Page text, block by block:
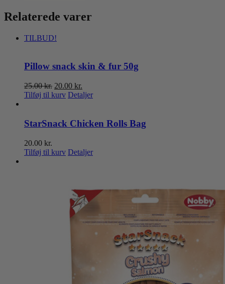
Relaterede varer
TILBUD!
Pillow snack skin & fur 50g
25.00kr. Den
oprindelige
25.00 kr..
20.00 kr.
aktuelle
20.00 kr..
Tilføj til kurv Detaljer
StarSnack Chicken Rolls Bag
20.00 kr.
Tilføj til kurv Detaljer